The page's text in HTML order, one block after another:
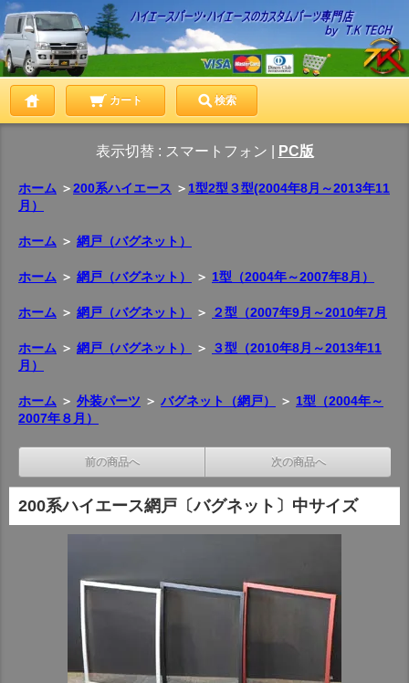
カート 検索
表示切替 : スマートフォン PC版
ホーム ＞200系ハイエース ＞ 1型2型３型(2004年8月～2013年11
月）
ホーム ＞ 網戸（バグネット）
ホーム ＞ 網戸（バグネット） ＞ 1型（2004年～2007年8月）
ホーム ＞ 網戸（バグネット） ＞ ２型（2007年9月～2010年7月
ホーム ＞ 網戸（バグネット） ＞
３型（2010年8月～2013年11
月）
ホーム ＞ 外装パーツ ＞ バグネット（網戸） ＞ 1型（2004年～
2007年８月）
前の商品へ 次の商品へ
200系ハイエース網戸〔バグネット〕中サイズ